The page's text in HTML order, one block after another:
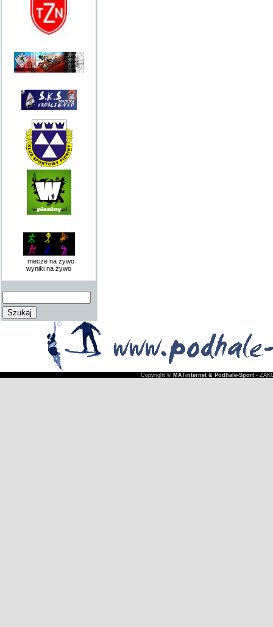
mecze na żywo
wyniki na żywo
Copyright © MATinternet & Podhale-Sport-